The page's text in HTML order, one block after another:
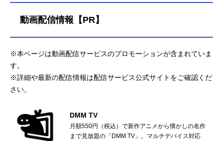
動画配信情報【PR】
※本ページは動画配信サービスのプロモーションが含まれていま
す。
※詳細や最新の配信情報は配信サービス公式サイトをご確認くだ
さい。
DMM TV
月額550円（税込）で新作アニメから懐かしの名作
まで見放題の「DMM TV」。マルチデバイス対応